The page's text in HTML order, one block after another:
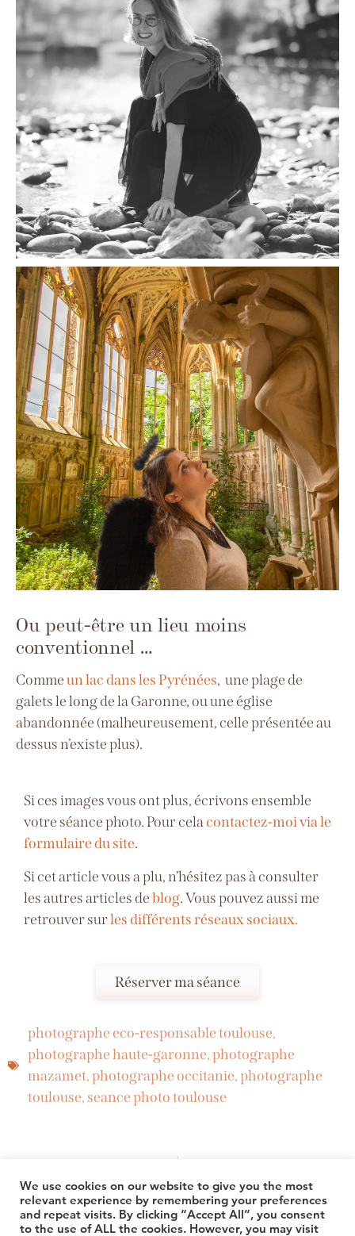
Ou peut-être un lieu moins
conventionnel …
Commeun lac dans les Pyrénées, une plage de
galets le long de la Garonne, ou une église
abandonnée (malheureusement, celle présentée au
dessus n’existe plus).
Si ces images vous ont plus, écrivons ensemble
votre séance photo. Pour celacontactez-moi via le
formulaire du site.
Si cet article vous a plu, n’hésitez pas à consulter
les autres articles deblog. Vous pouvez aussi me
retrouver surles différents réseaux sociaux.
Réserver ma séance
photographe eco-responsable toulouse,
photographe haute-garonne,photographe
mazamet,photographe occitanie,photographe
toulouse,seance photo toulouse
Comment réussir vos entrées et sorties de cérémonies de mariage ? Un mariage à l’Orangerie des Demoiselles à Frouzins
© 2026 TheLuuxx
We use cookies on our website to give you the most
relevant experience by remembering your preferences
and repeat visits. By clicking “Accept All”, you consent
to the use of ALL the cookies. However, you may visit